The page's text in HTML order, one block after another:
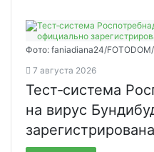
Фото: faniadiana24/
7 августа 2026
Тест‑система
на вирус
зарегистрирована